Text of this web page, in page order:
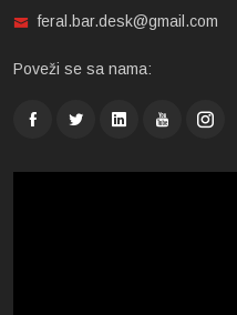
feral.bar.desk@gmail.com
Poveži se sa nama: